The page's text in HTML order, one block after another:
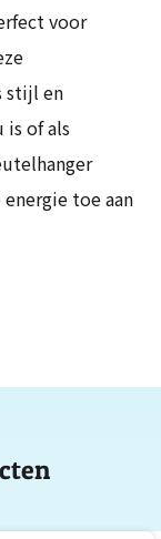
voor
stijl en
is of als
toe aan